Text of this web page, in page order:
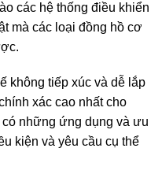
các hệ thống điều khiển
mà các loại đồng hồ cơ
không tiếp xúc và dễ lắp
xác cao nhất cho
những ứng dụng và ưu
kiện và yêu cầu cụ thể